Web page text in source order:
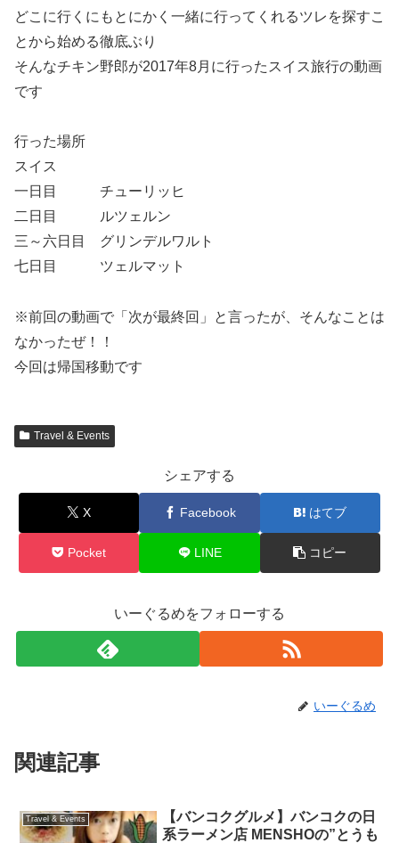
どこに行くにもとにかく一緒に行ってくれるツレを探すこ
とから始める徹底ぶり
そんなチキン野郎が2017年8月に行ったスイス旅行の動画
です
行った場所
スイス
一日目 チューリッヒ
二日目 ルツェルン
三～六日目 グリンデルワルト
七日目 ツェルマット
※前回の動画で「次が最終回」と言ったが、そんなことは
なかったぜ！！
今回は帰国移動です
Travel & Events
シェアする
X Facebook はてブ
Pocket LINE コピー
いーぐるめをフォローする
いーぐるめ
関連記事
Travel & Events
【バンコクグルメ】バンコクの日
系ラーメン店 MENSHOの”とうも